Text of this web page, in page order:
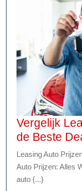
Vergelijk
de Beste
Leasing Auto
Auto Prijzen: Alles
auto {...}